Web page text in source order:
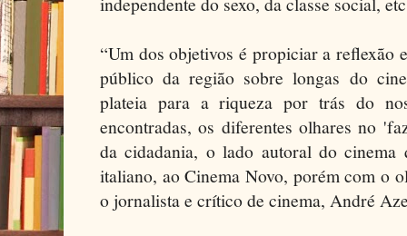
“Um dos objetivos é propiciar a reflexão
público da região sobre longas do
plateia para a riqueza por trás do
encontradas, os diferentes olhares no
da cidadania, o lado autoral do cinema
italiano, ao Cinema Novo, porém com o
o jornalista e crítico de cinema, André